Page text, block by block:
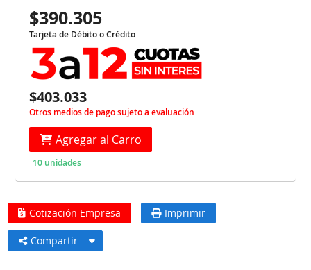
$390.305
Tarjeta de Débito o Crédito
$403.033
Otros medios de pago sujeto a evaluación
Agregar al Carro
10 unidades
Cotización Empresa Imprimir
Compartir